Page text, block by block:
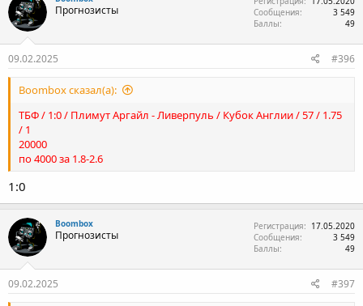
Прогнозисты
Сообщения
3 549
Баллы
49
09.02.2025 #396
Boombox сказал(а):
ТБФ / 1:0 / Плимут Аргайл - Ливерпуль / Кубок Англии / 57 / 1.75
/ 1
20000
по 4000 за 1.8-2.6
1:0
Boombox
Прогнозисты
Регистрация
17.05.2020
Сообщения
3 549
Баллы
49
09.02.2025 #397